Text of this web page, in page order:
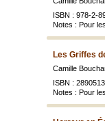
ISBN : 978-2-
Notes : Pour
Les Griffes
Camille
ISBN :
Notes : Pour